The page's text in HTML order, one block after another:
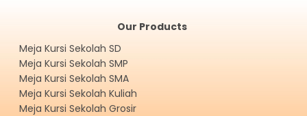
Our Products
Meja Kursi Sekolah SD
Meja Kursi Sekolah SMP
Meja Kursi Sekolah SMA
Meja Kursi Sekolah Kuliah
Meja Kursi Sekolah Grosir